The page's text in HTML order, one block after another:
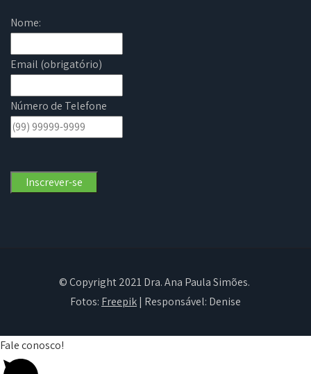
Nome:
Email (obrigatório)
Número de Telefone
© Copyright 2021 Dra. Ana Paula Simões.
Fotos: Freepik| Responsável: Denise
Fale conosco!